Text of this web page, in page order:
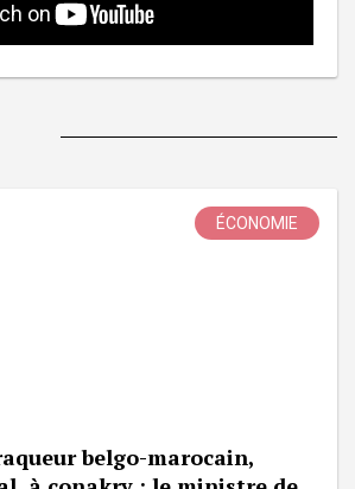
ÉCONOMIE
belgo-marocain,